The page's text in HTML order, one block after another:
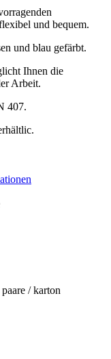
und bequem.
und blau gefärbt.
Ihnen die
Arbeit.
407.
/ karton